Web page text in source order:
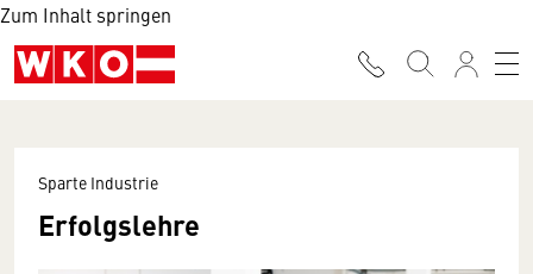
Zum Inhalt springen
Sparte Industrie
Erfolgslehre